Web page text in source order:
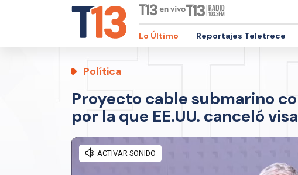
Lo Último Reportajes Teletrece
Política
Proyecto cable submarino
por la que EE.UU. canceló